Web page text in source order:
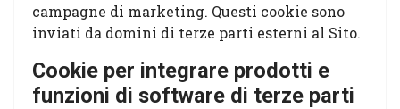
campagne di marketing. Questi cookie sono
inviati da domini di terze parti esterni al Sito.
Cookie per integrare prodotti e
funzioni di software di terze parti